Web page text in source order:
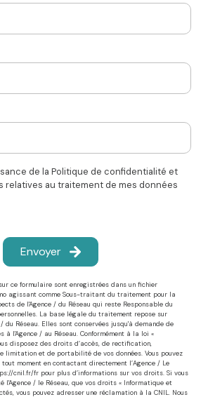
de la Politique de confidentialité et
relatives au traitement de mes données
Envoyer
ce formulaire sont enregistrées dans un fichier
agissant comme Sous-traitant du traitement pour la
de l'Agence / du Réseau qui reste Responsable du
La base légale du traitement repose sur
Réseau. Elles sont conservées jusqu'à demande de
à l'Agence / au Réseau. Conformément à la loi «
disposez des droits d’accès, de rectification,
limitation et de portabilité de vos données. Vous pouvez
moment en contactant directement l’Agence / Le
cnil.fr/fr pour plus d’informations sur vos droits. Si vous
l'Agence / le Réseau, que vos droits « Informatique et
vous pouvez adresser une réclamation à la CNIL. Nous